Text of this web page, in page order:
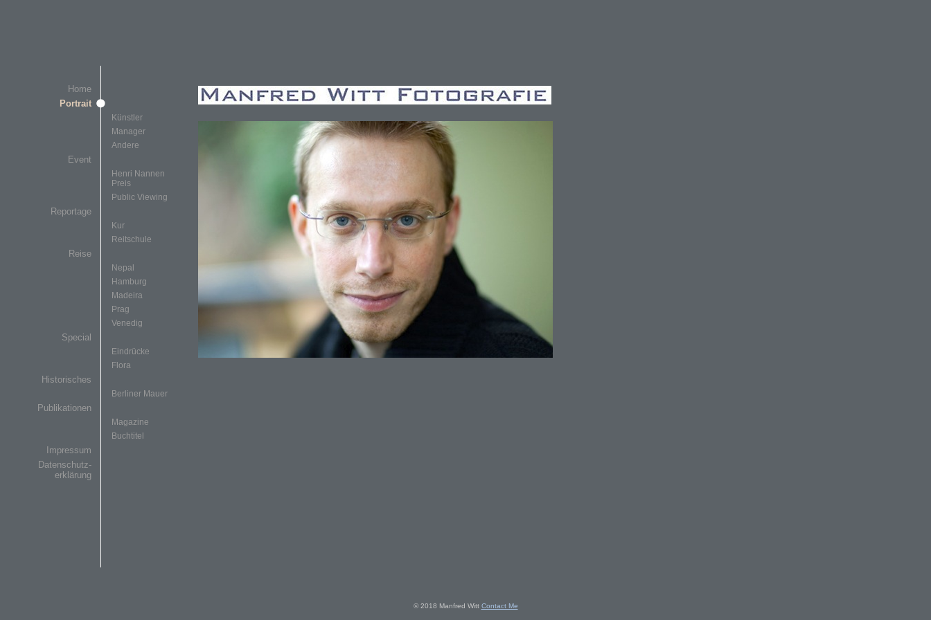
Home
Portrait
Künstler
Manager
Andere
Event
Henri Nannen
Preis
Public Viewing
Reportage
Kur
Reitschule
Reise
Nepal
Hamburg
Madeira
Prag
Venedig
Special
Eindrücke
Flora
Historisches
Berliner Mauer
Publikationen
Magazine
Buchtitel
Impressum
Datenschutz-
erklärung
© 2018 Manfred Witt Contact Me